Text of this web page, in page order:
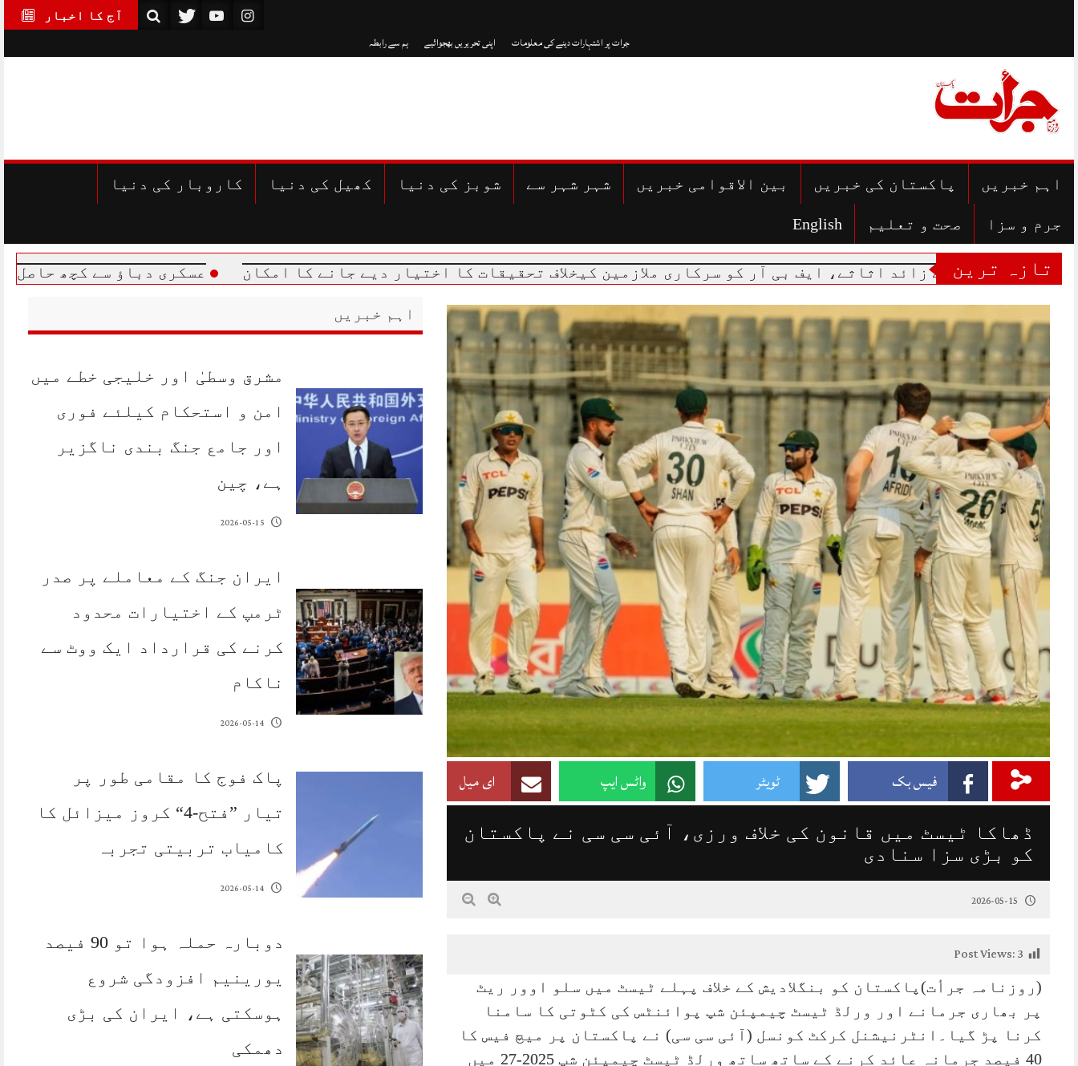
آج کا اخبار
جرات پر اشتہارات دینے کی معلومات اپنی تحریریں بھجوائیے ہم سے رابطہ
اہم خبریں پاکستان کی خبریں بین الاقوامی خبریں شہر شہر سے شوبز کی دنیا کھیل کی دنیا کاروبار کی دنیا
جرم و سزا صحت و تعلیم English
تازہ ترین
آمدن سے زائد اثاثے، ایف بی آر کو سرکاری ملازمین کیخلاف تحقیقات کا اختیار دیے جانے کا امکان عسکری دباؤ سے کچھ حاصل نہیں
فیس بک ٹویٹر واٹس ایپ ای میل
ڈھاکا ٹیسٹ میں قانون کی خلاف ورزی، آئی سی سی نے پاکستان
کو بڑی سزا سنادی
2026-05-15
Post Views:3
(روزنامہ جرأت)پاکستان کو بنگلادیش کے خلاف پہلے ٹیسٹ میں سلو اوور ریٹ
پر بھاری جرمانے اور ورلڈ ٹیسٹ چیمپئن شپ پوائنٹس کی کٹوتی کا سامنا
کرنا پڑ گیا۔انٹرنیشنل کرکٹ کونسل (آئی سی سی) نے پاکستان پر میچ فیس کا
40 فیصد جرمانہ عائد کرنے کے ساتھ ساتھ ورلڈ ٹیسٹ چیمپئن شپ 2025-27 میں
اہم خبریں
مشرق وسطیٰ اور خلیجی خطے میں
امن و استحکام کیلئے فوری
اور جامع جنگ بندی ناگزیر
ہے، چین
2026-05-15
ایران جنگ کے معاملے پر صدر
ٹرمپ کے اختیارات محدود
کرنے کی قرارداد ایک ووٹ سے
ناکام
2026-05-14
پاک فوج کا مقامی طور پر
تیار ”فتح-4“ کروز میزائل کا
کامیاب تربیتی تجربہ
2026-05-14
دوبارہ حملہ ہوا تو 90 فیصد
یورینیم افزودگی شروع
ہوسکتی ہے، ایران کی بڑی
دھمکی